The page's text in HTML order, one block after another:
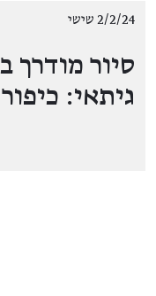
2/2/24 שישי
סיור מודרך
גיתאי: